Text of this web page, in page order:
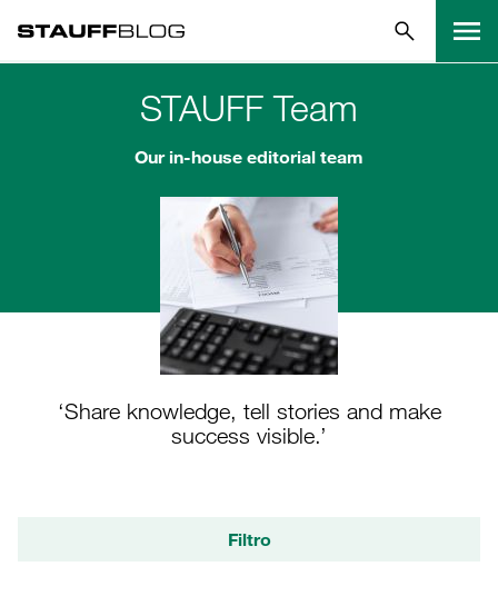
STAUFF Team
Our in-house editorial team
‘Share knowledge, tell stories and make
success visible.’
Filtro